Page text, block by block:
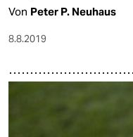
Von Peter P. Neuhaus
8.8.2019